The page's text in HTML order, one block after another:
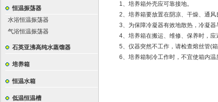
恒温振荡器
水浴恒温振荡器
气浴恒温振荡器
石英亚沸高纯水蒸馏器
培养箱
恒温水箱
低温恒温槽
1、培养箱外壳应可靠接地。
2、培养箱要放置在阴凉、干燥、通风
3、为保障冷凝器有效地散热，冷凝器
4、培养箱在搬运、维修、保养时，应
5、仪器突然不工作，请检查熔丝管(箱
6、培养箱制冷工作时，不宜使箱内温